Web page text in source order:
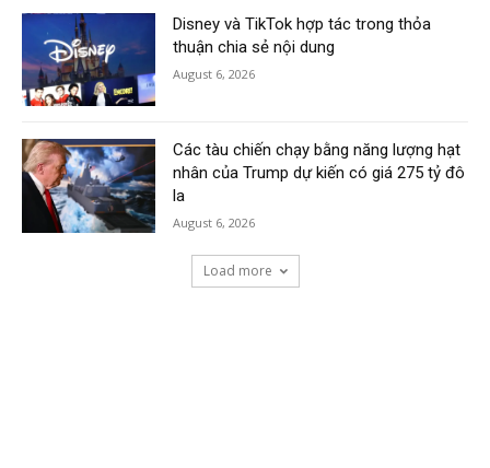
Disney và TikTok hợp tác trong thỏa
thuận chia sẻ nội dung
August 6, 2026
Các tàu chiến chạy bằng năng lượng hạt
nhân của Trump dự kiến có giá 275 tỷ đô
la
August 6, 2026
Load more